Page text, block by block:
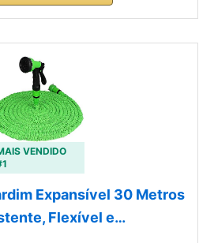
VENDIDO
Expansível 30 Metros
Flexível e…